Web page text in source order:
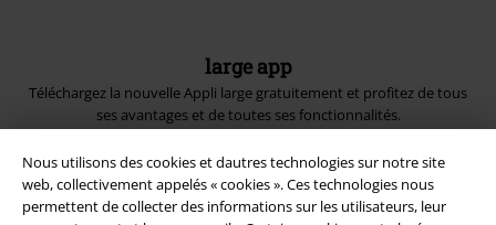
Nous utilisons des cookies et dautres technologies sur notre site
web, collectivement appelés « cookies ». Ces technologies nous
permettent de collecter des informations sur les utilisateurs, leur
large app
Téléchargez la nouvelle Appli large gratuitement et profitez de tous
ses avantages et de toutes ses fonctionnalités.